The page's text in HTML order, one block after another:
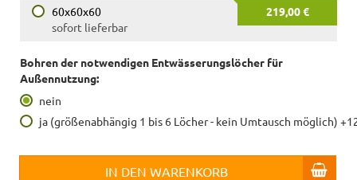
60x60x60
219,00 €
sofort lieferbar
Bohren der notwendigen Entwässerungslöcher für
Außennutzung:
nein
ja (größenabhängig 1 bis 6 Löcher - kein Umtausch möglich)
IN DEN WARENKORB